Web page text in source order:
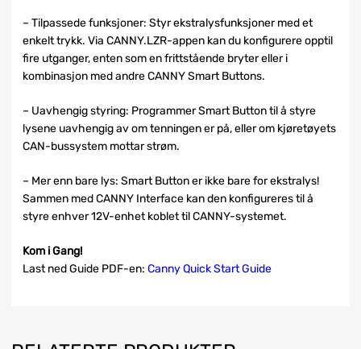
– Tilpassede funksjoner: Styr ekstralysfunksjoner med et
enkelt trykk. Via CANNY.LZR-appen kan du konfigurere opptil
fire utganger, enten som en frittstående bryter eller i
kombinasjon med andre CANNY Smart Buttons.
– Uavhengig styring: Programmer Smart Button til å styre
lysene uavhengig av om tenningen er på, eller om kjøretøyets
CAN-bussystem mottar strøm.
– Mer enn bare lys: Smart Button er ikke bare for ekstralys!
Sammen med CANNY Interface kan den konfigureres til å
styre enhver 12V-enhet koblet til CANNY-systemet.
Kom i Gang!
Last ned Guide PDF-en: Canny Quick Start Guide